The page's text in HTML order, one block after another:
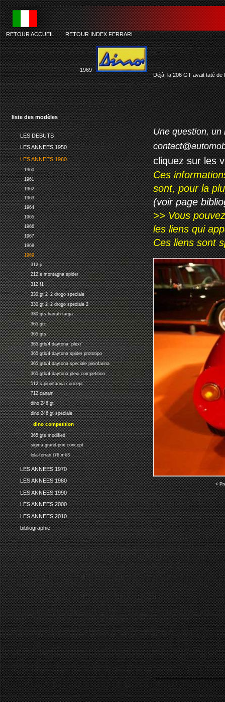
liste des modèles
LES DEBUTS
LES ANNEES 1950
LES ANNEES 1960
1960
1961
1962
1963
1964
1965
1966
1967
1968
1969
312 p
212 e montagna spider
312 f1
330 gt 2+2 drogo speciale
330 gt 2+2 drogo speciale 2
330 gts harrah targa
365 gtc
365 gts
365 gtb/4 daytona "plexi"
365 gtb/4 daytona spider prototipo
365 gtb/4 daytona speciale pininfarina
365 gtb/4 daytona plexi competition
512 s pininfarina concept
712 canam
dino 246 gt
dino 246 gt speciale
dino competition
365 gts modified
sigma grand-prix concept
lola-ferrari t76 mk3
LES ANNEES 1970
LES ANNEES 1980
LES ANNEES 1990
LES ANNEES 2000
LES ANNEES 2010
bibliographie
RETOUR ACCUEIL-RETOUR INDEX FERRARI
1969
Déjà, la 206 GT avait taté de
Une question, un
cliquez sur les
Ces
sont, pour la
(voir page
>> Vous
les liens qui
Ces liens sont
<